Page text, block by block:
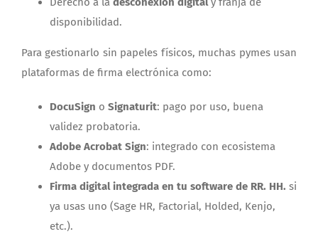
disponibilidad.
Para gestionarlo sin papeles físicos, muchas pymes usan
plataformas de firma electrónica como:
DocuSign o Signaturit: pago por uso, buena
validez probatoria.
Adobe Acrobat Sign: integrado con ecosistema
Adobe y documentos PDF.
Firma digital integrada en tu software de RR. HH. si
ya usas uno (Sage HR, Factorial, Holded, Kenjo,
etc.).